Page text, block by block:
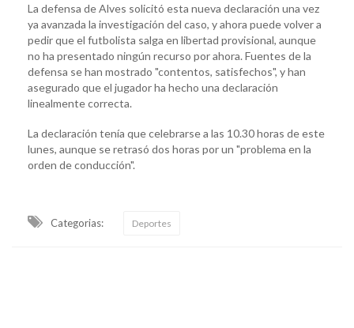
La defensa de Alves solicitó esta nueva declaración una vez
ya avanzada la investigación del caso, y ahora puede volver a
pedir que el futbolista salga en libertad provisional, aunque
no ha presentado ningún recurso por ahora. Fuentes de la
defensa se han mostrado "contentos, satisfechos", y han
asegurado que el jugador ha hecho una declaración
linealmente correcta.
La declaración tenía que celebrarse a las 10.30 horas de este
lunes, aunque se retrasó dos horas por un "problema en la
orden de conducción".
Categorias: Deportes